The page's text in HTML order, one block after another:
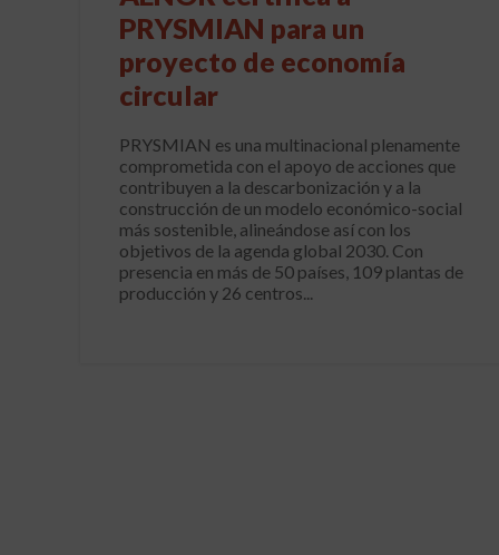
PRYSMIAN para un
proyecto de economía
circular
PRYSMIAN es una multinacional plenamente
comprometida con el apoyo de acciones que
contribuyen a la descarbonización y a la
construcción de un modelo económico-social
más sostenible, alineándose así con los
objetivos de la agenda global 2030. Con
presencia en más de 50 países, 109 plantas de
producción y 26 centros...